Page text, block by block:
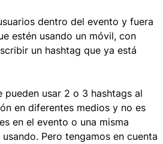
dentro del evento y fuera
estén usando un móvil, con
un hashtag que ya está
pueden usar 2 o 3 hashtags al
en diferentes medios y no es
en el evento o una misma
Pero tengamos en cuenta